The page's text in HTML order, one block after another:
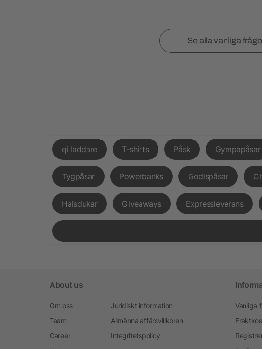
Se alla vanliga
qi laddare T-shirts Påsk Gympapåsar
Tygpåsar Powerbanks Godispåsar
Halsdukar Giveaways Expressleverans
About us
Om oss
Team
Career
Juridiskt information
Allmänna affärsvillkoren
Integritetspolicy
Vanliga